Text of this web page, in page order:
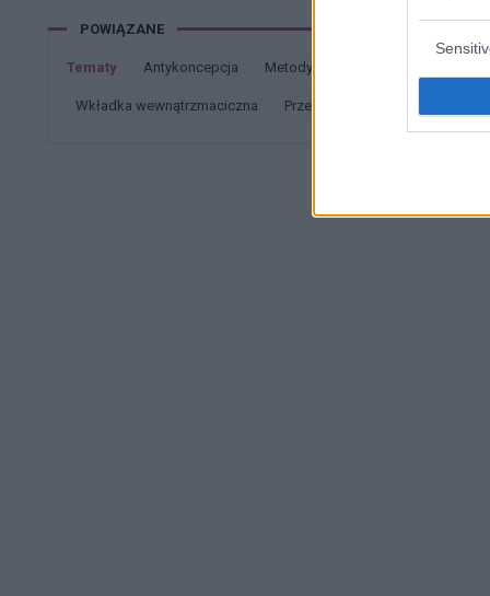
Jestem teraz na 5 tabletce
Moje pytanie brzmi, czy powinnam
jestem teraz bezpieczna od ciąży? Czy
POWIĄZANE
Tematy antykoncepcja metody antykoncepcyjne
wkładka wewnątrzmaciczna przerwatywa